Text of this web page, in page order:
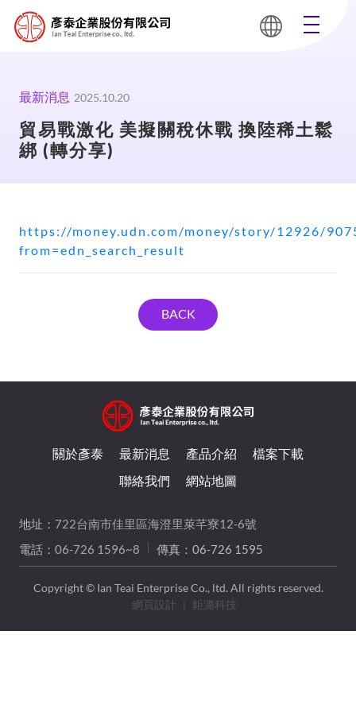
最新消息 2025.10.20
貿易戰激化 美擬關稅休戰 換陸稀土鬆
綁 (轉分享)
https://money.udn.com/money/story/12926/
from=edn_search_result
BACK
關於彥泰 最新消息 產品介紹
檔案下載
聯絡我們
網站地圖
地址： 722台南市佳里區海澄里萊芊寮12-6號
電話： 06-726 1596~8 傳真：06-726 1595
Copyright © Ian Teai Enterprise Co., ltd. All rights reserved.
網頁設計 ｜ 鉅潞科技